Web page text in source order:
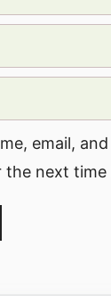
email,
the next time